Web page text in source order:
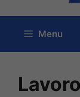
contenuto
Menu